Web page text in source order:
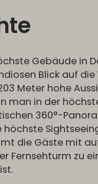
Gebäude in
Blick auf
Meter hohe
man in der
360°-
die Gäste mit
Fernsehturm zu